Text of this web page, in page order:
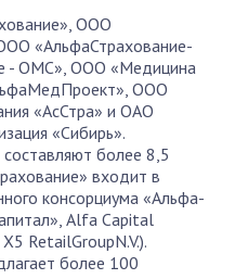
ООО
«АльфаСтрахование-
- ОМС», ООО «Медицина
ООО
«АсСтра» и ОАО
«Сибирь».
более 8,5
входит в
консорциума «Альфа-
Alfa Capital
RetailGroupN.V.).
более 100